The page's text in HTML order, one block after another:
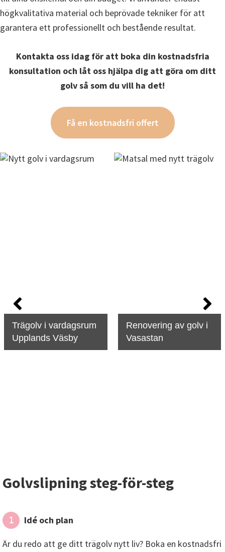
högkvalitativa material och beprövade tekniker för att
garantera ett professionellt och bestående resultat.
Kontakta oss idag för att boka din kostnadsfria
konsultation och låt oss hjälpa dig att göra om ditt
golv så som du vill ha det!
Få en kostnadsfri offert
Trägolv i vardagsrum
Upplands Väsby
Renovering av golv i
Vasastan
Golvslipning steg-för-steg
1 Idé och plan
Är du redo att ge ditt trägolv nytt liv? Boka en kostnadsfri